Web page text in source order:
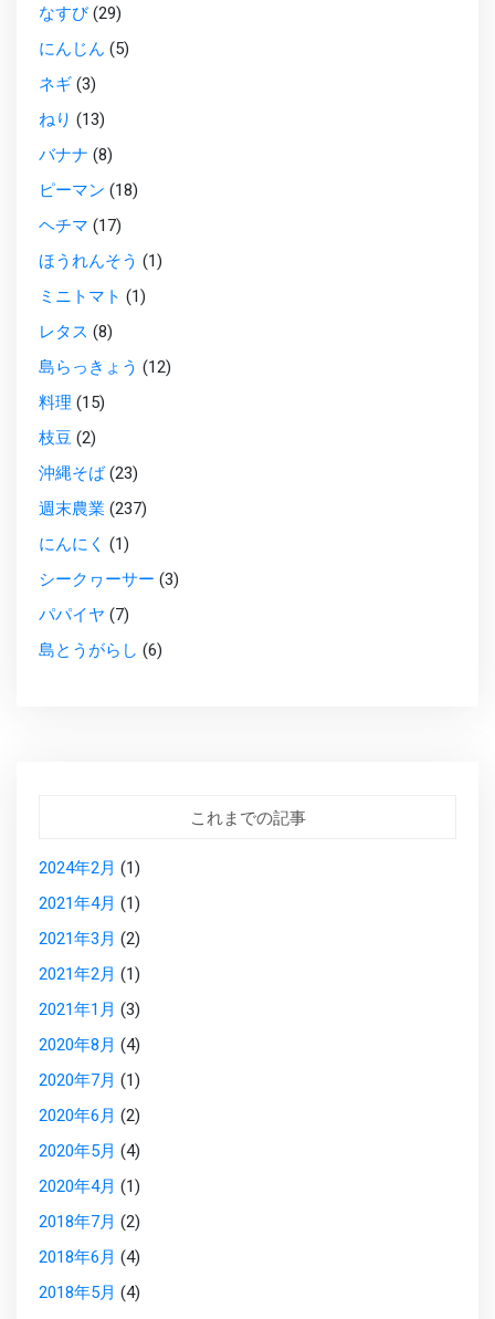
なすび(29)
にんじん (5)
ネギ (3)
ねり (13)
バナナ (8)
ピーマン (18)
ヘチマ (17)
ほうれんそう (1)
ミニトマト (1)
レタス (8)
島らっきょう (12)
料理 (15)
枝豆 (2)
沖縄そば(23)
週末農業 (237)
にんにく (1)
シークヮーサー (3)
パパイヤ (7)
島とうがらし (6)
これまでの記事
2024年2月 (1)
2021年4月 (1)
2021年3月 (2)
2021年2月 (1)
2021年1月 (3)
2020年8月 (4)
2020年7月 (1)
2020年6月 (2)
2020年5月 (4)
2020年4月 (1)
2018年7月 (2)
2018年6月 (4)
2018年5月 (4)